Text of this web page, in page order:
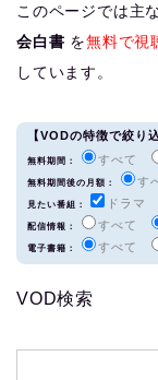
このページでは主
会白書 を無料で視
しています。
【VODの特徴で絞り
無料期間： すべて
無料期間後の月額： す
見たい番組： ドラマ
配信情報： すべて
電子書籍： すべて
VOD検索